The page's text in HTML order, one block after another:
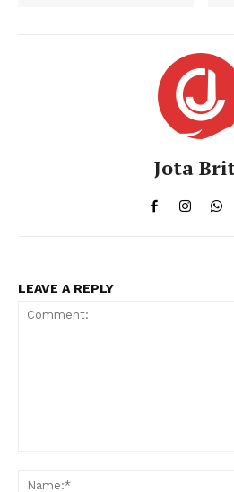
Jota
LEAVE A REPLY